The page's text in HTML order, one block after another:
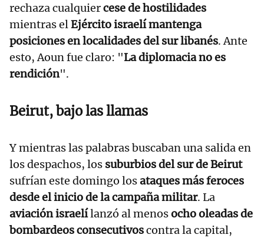
rechaza cualquiercese de hostilidades
mientras elEjército israelí mantenga
posiciones en localidades del sur libanés. Ante
esto, Aoun fue claro: "La diplomacia no es
rendición".
Beirut, bajo las llamas
Y mientras las palabras buscaban una salida en
los despachos, los suburbios del sur de Beirut
sufrían este domingo losataques más feroces
desde el inicio de la campaña militar. La
aviación israelílanzó al menosocho oleadas de
bombardeos consecutivoscontra la capital,